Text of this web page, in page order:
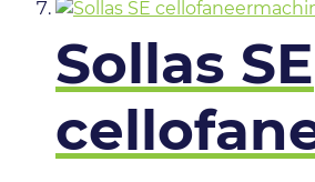
Sollas SE